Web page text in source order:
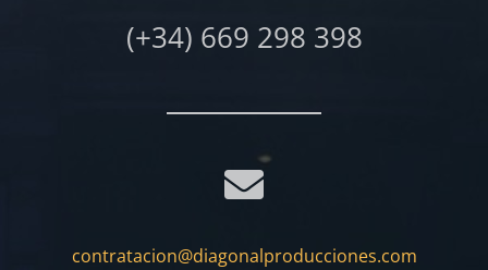
(+34) 669 298 398
contratacion@diagonalproducciones.com